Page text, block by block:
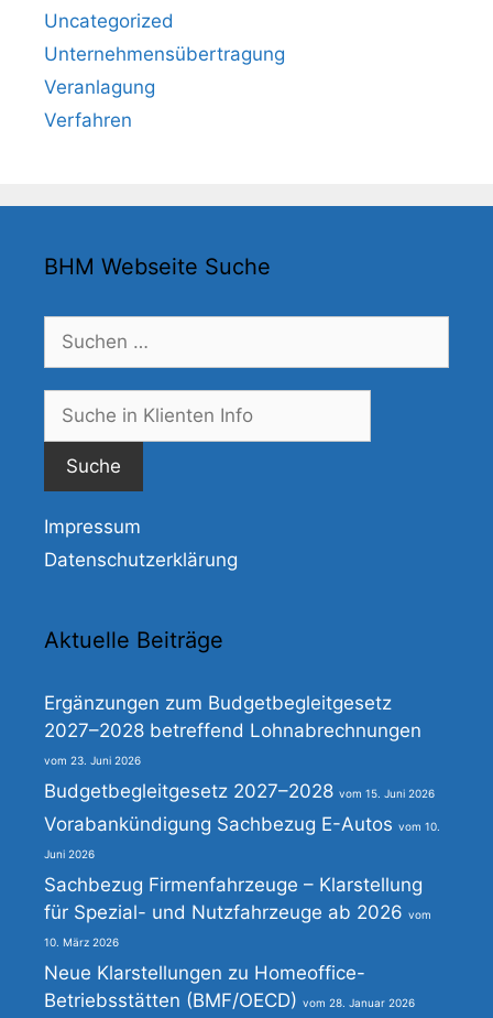
Uncategorized
Unternehmensübertragung
Veranlagung
Verfahren
BHM Webseite Suche
nach:
Impressum
Datenschutzerklärung
Aktuelle Beiträge
Ergänzungen zum Budgetbegleitgesetz
2027–2028 betreffend Lohnabrechnungen
23. Juni 2026
Budgetbegleitgesetz 2027–2028 15. Juni 2026
Vorabankündigung Sachbezug E-Autos 10.
Juni 2026
Sachbezug Firmenfahrzeuge – Klarstellung
für Spezial- und Nutzfahrzeuge ab 2026
10. März 2026
Neue Klarstellungen zu Homeoffice-
Betriebsstätten (BMF/OECD)
28. Januar 2026